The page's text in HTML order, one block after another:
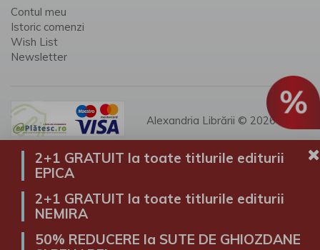
Contul meu
Istoric comenzi
Wish List
Newsletter
Alexandria Librării © 2026
2+1 GRATUIT la toate titlurile editurii
EPICA
2+1 GRATUIT la toate titlurile editurii
NEMIRA
50% REDUCERE la SUTE DE GHIOZDANE